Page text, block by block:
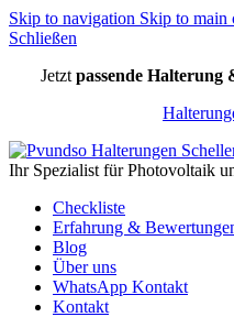
Skip to navigation Skip to main
Schließen
Jetzt passende Halterung
Ihr Spezialist für Photovoltaik
Checkliste
Erfahrung &
Blog
Über uns
WhatsApp Kontakt
Kontakt